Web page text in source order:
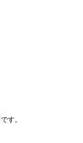
です。